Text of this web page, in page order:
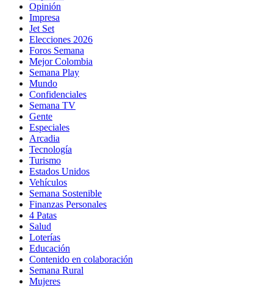
Opinión
Impresa
Jet Set
Elecciones 2026
Foros Semana
Mejor Colombia
Semana Play
Mundo
Confidenciales
Semana TV
Gente
Especiales
Arcadia
Tecnología
Turismo
Estados Unidos
Vehículos
Semana Sostenible
Finanzas Personales
4 Patas
Salud
Loterías
Educación
Contenido en colaboración
Semana Rural
Mujeres